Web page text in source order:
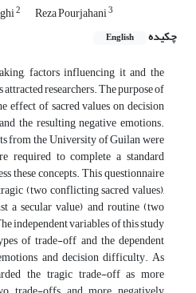
2 Reza Pourjahani3
چکیده English
factors influencing it and the
researchers. The purpose of
effect of sacred values on decision
the resulting negative emotions.
from the University of Guilan were
required to complete a standard
these concepts. This questionnaire
(two conflicting sacred values),
a secular value) and routine (two
independent variables of this study
of trade-off and the dependent
and decision difficulty. As
the tragic trade-off as more